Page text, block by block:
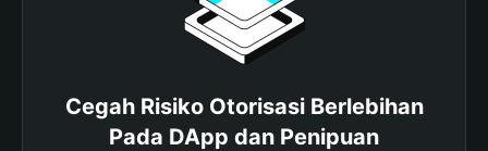
Cegah Risiko Otorisasi Berlebihan
Pada DApp dan Penipuan